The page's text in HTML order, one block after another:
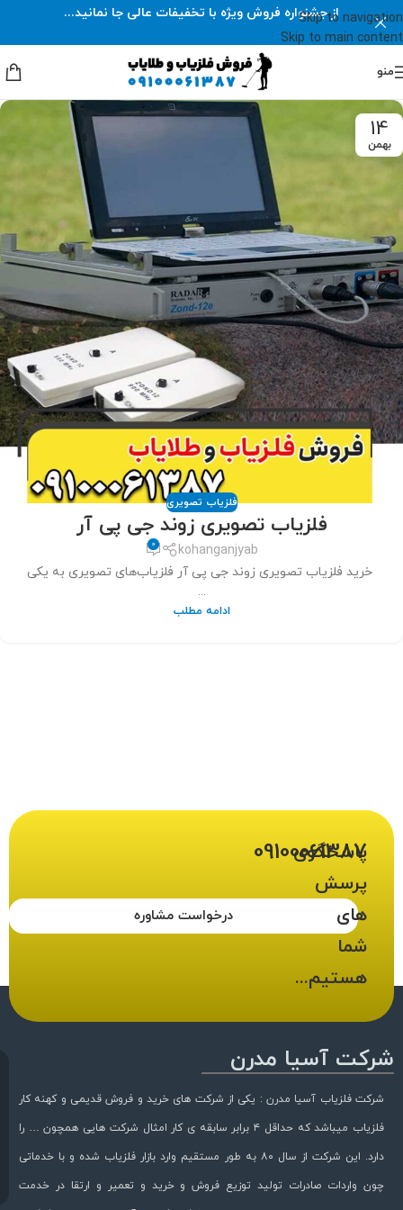
Skip to navigation
Skip to main content
از جشنواره فروش ویژه با تخفیفات عالی جا نمانید...
منو
14
بهمن
فلزیاب تصویری
فلزیاب تصویری زوند جی پی آر
kohanganjyab
0
خرید فلزیاب تصویری زوند جی پی آر فلزیاب‌های تصویری به یکی
...
ادامه مطلب
درخواست مشاوره
پاسخگوی
پرسش
های
شما
هستیم...
09100061387
شرکت آسیا مدرن
شرکت فلزیاب آسیا مدرن : یکی از شرکت های خرید و فروش قدیمی و کهنه کار
فلزیاب میباشد که حداقل ۴ برابر سابقه ی کار امثال شرکت هایی همچون … را
دارد. این شرکت از سال ۸۰ به طور مستقیم وارد بازار فلزیاب شده و با خدماتی
چون واردات صادرات تولید توزیع فروش و خرید و تعمیر و ارتقا در خدمت